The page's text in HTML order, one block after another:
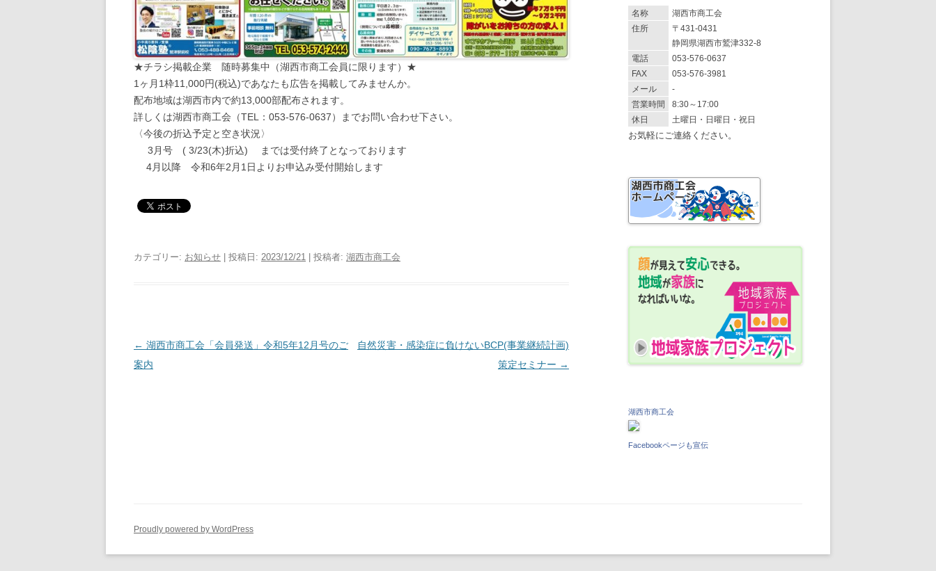
★チラシ掲載企業 随時募集中（湖西市商工会員に限ります）★
1ヶ月1枠11,000円(税込)であなたも広告を掲載してみませんか。
配布地域は湖西市内で約13,000部配布されます。
詳しくは湖西市商工会（TEL：053-576-0637）までお問い合わせ下さい。
〈今後の折込予定と空き状況〉
3月号 ( 3/23(木)折込) までは受付終了となっております
4月以降 令和6年2月1日よりお申込み受付開始します
カテゴリー: お知らせ | 投稿日: 2023/12/21 | 投稿者: 湖西市商工会
投
稿
← 湖西市商工会「会員発送」令和5年12月号のご
案内
自然災害・感染症に負けないBCP(事業継続計画)
策定セミナー →
名称
湖西市商工会
住所
〒431-0431
静岡県湖西市鷲津332-8
電話
053-576-0637
FAX
053-576-3981
メール
-
営業時間
8:30～17:00
休日
土曜日・日曜日・祝日
お気軽にご連絡ください。
湖西市商工会
Facebookページも宣伝
Proudly powered by WordPress